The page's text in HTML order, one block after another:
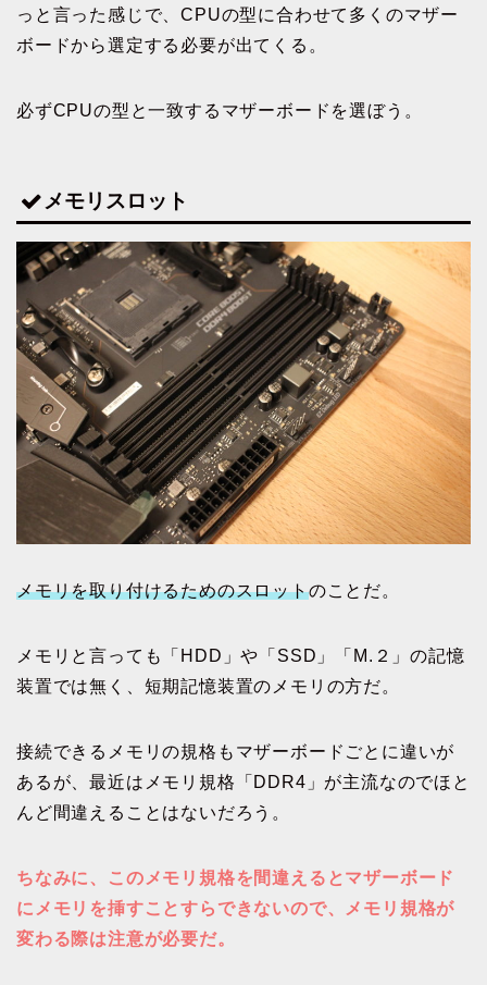
っと言った感じで、CPUの型に合わせて多くのマザー
ボードから選定する必要が出てくる。
必ずCPUの型と一致するマザーボードを選ぼう。
メモリスロット
メモリを取り付けるためのスロットのことだ。
メモリと言っても「HDD」や「SSD」「M.２」の記憶
装置では無く、短期記憶装置のメモリの方だ。
接続できるメモリの規格もマザーボードごとに違いが
あるが、最近はメモリ規格「DDR4」が主流なのでほと
んど間違えることはないだろう。
ちなみに、このメモリ規格を間違えるとマザーボード
にメモリを挿すことすらできないので、メモリ規格が
変わる際は注意が必要だ。